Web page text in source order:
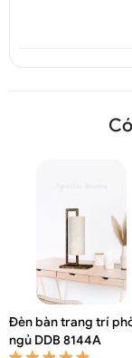
Đèn bàn trang trí
ngủ DDB 8144A